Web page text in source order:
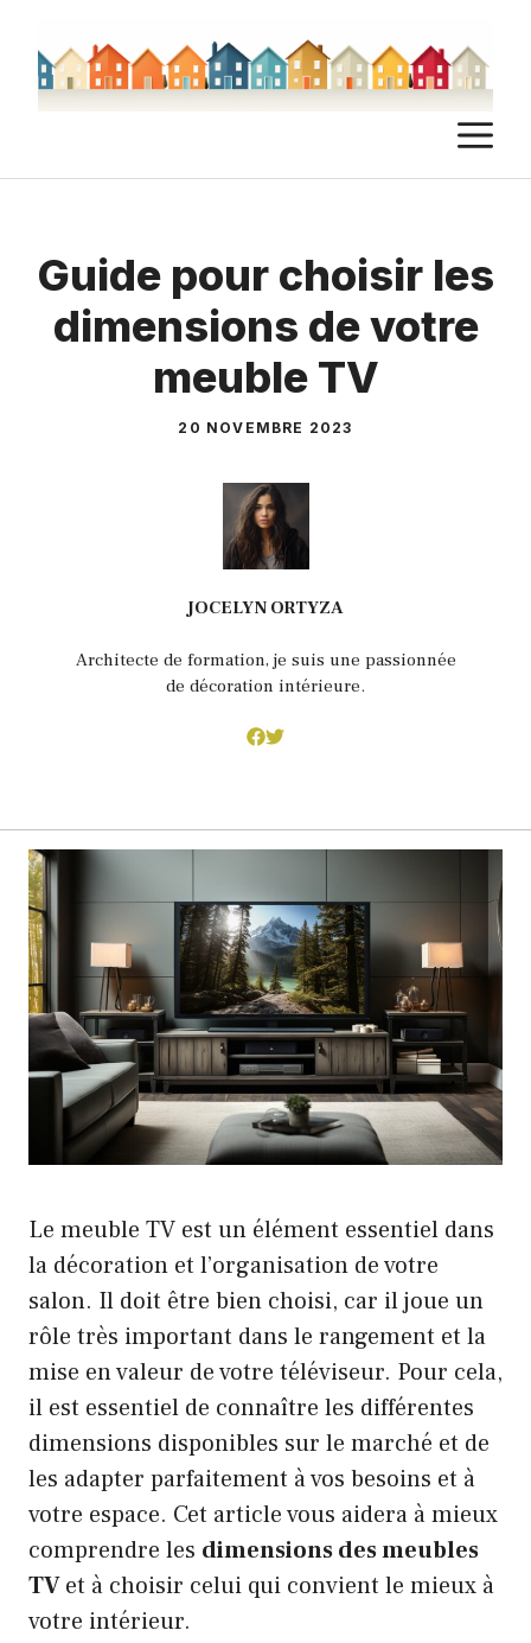
contenu
Guide pour choisir les
dimensions de votre
meuble TV
20 NOVEMBRE 2023
JOCELYN ORTYZA
Architecte de formation, je suis une passionnée
de décoration intérieure.
Le meuble TV est un élément essentiel dans
la décoration et l’organisation de votre
salon. Il doit être bien choisi, car il joue un
rôle très important dans le rangement et la
mise en valeur de votre téléviseur. Pour cela,
il est essentiel de connaître les différentes
dimensions disponibles sur le marché et de
les adapter parfaitement à vos besoins et à
votre espace. Cet article vous aidera à mieux
comprendre les dimensions des meubles
TVet à choisir celui qui convient le mieux à
votre intérieur.